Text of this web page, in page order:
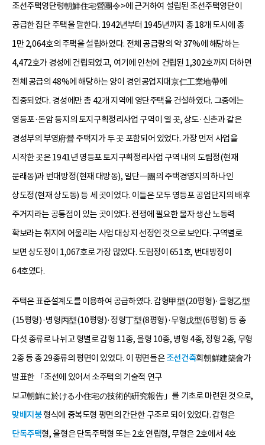
조선주택영단령朝鮮住宅營團令>에 근거하여 설립된 조선주택영단이
공급한 집단 주택을 말한다. 1942년부터 1945년까지 총 18개 도시에 총
1만 2,064호의 주택을 설립하였다. 전체 공급량의 약 37%에 해당하는
4,472호가 경성에 건립되었고, 여기에 인천에 건립된 1,302호까지 더하면
전체 공급의 48%에 해당하는 양이 경인공업지대京仁工業地帶에
집중되었다. 경성에만 총 42개 지역에 영단주택을 건설하였다. 그중에는
영등포·돈암 등지의 토지구획정리사업 구역이 열 곳, 상도·신촌과 같은
경성부의 부영府營 주택지가 두 곳 포함되어 있었다. 가장 먼저 사업을
시작한 곳은 1941년 영등포 토지구획정리사업 구역 내의 도림정(현재
문래동)과 번대방정(현재 대방동), 일단一團의 주택경영지의 하나인
상도정(현재 상도동) 등 세 곳이었다. 이들은 모두 영등포 공업단지의 배후
주거지라는 공통점이 있는 곳이었다. 전쟁에 필요한 물자 생산 노동력
확보라는 취지에 어울리는 사업 대상지 선정인 것으로 보인다. 구역별로
보면 상도정이 1,067호로 가장 많았다. 도림정이 651호, 번대방정이
64호였다.
주택은 표준설계도를 이용하여 공급하였다. 갑형甲型(20평형)·을형乙型
(15평형)·병형丙型(10평형)·정형丁型(8평형)·무형戊型(6평형) 등 총
다섯 종류로 나뉘고 형별로 갑형 11종, 을형 10종, 병형 4종, 정형 2종, 무형
2종 등 총 29종류의 평면이 있었다. 이 평면들은조선건축회朝鮮建築會가
발표한 「조선에 있어서 소주택의 기술적 연구
보고朝鮮に於ける小住宅の技術的硏究報告」를 기초로 마련된 것으로,
맞배지붕형식에 중복도형 평면의 간단한 구조로 되어 있었다. 갑형은
단독주택형, 을형은 단독주택형 또는 2호 연립형, 무형은 2호에서 4호